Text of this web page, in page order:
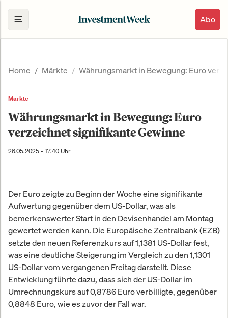
Abo
Home Märkte Währungsmarkt in Bewegung: Euro
Märkte
Währungsmarkt in Bewegung: Euro
verzeichnet signifikante Gewinne
26.05.2025 - 17:40 Uhr
Der Euro zeigte zu Beginn der Woche eine signifikante
Aufwertung gegenüber dem US-Dollar, was als
bemerkenswerter Start in den Devisenhandel am Montag
gewertet werden kann. Die Europäische Zentralbank (EZB)
setzte den neuen Referenzkurs auf 1,1381 US-Dollar fest,
was eine deutliche Steigerung im Vergleich zu den 1,1301
US-Dollar vom vergangenen Freitag darstellt. Diese
Entwicklung führte dazu, dass sich der US-Dollar im
Umrechnungskurs auf 0,8786 Euro verbilligte, gegenüber
0,8848 Euro, wie es zuvor der Fall war.